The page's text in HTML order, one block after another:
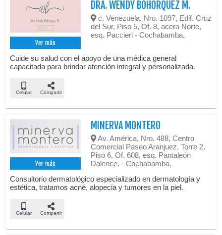
Ver más
DRA. WENDY BOHORQUEZ M.
c. Venezuela, Nro. 1097, Edif. Cruz
del Sur, Piso 5, Of. 8, acera Norte,
esq. Paccieri - Cochabamba,
Cuide su salud con el apoyo de una médica general
capacitada para brindar atención integral y personalizada.
Celular Compartir
Ver más
MINERVA MONTERO
Av. América, Nro. 488, Centro
Comercial Paseo Aranjuez, Torre 2,
Piso 6, Of. 608, esq. Pantaleón
Dalence. - Cochabamba,
Consultorio dermatológico especializado en dermatología y
estética, tratamos acné, alopecia y tumores en la piel.
Celular Compartir